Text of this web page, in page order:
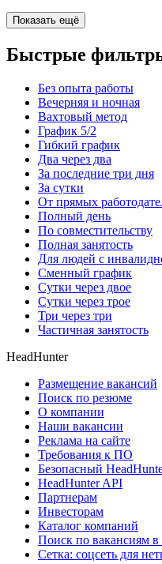
Показать ещё
Быстрые
Без опыта работы
Вечерняя и ночная
Вахтовый метод
График 5/2
Гибкий график
Два через два
За последние три дня
За сутки
От прямых
Полный день
По совместительству
Полная занятость
Для людей с
Сменный график
Сутки через двое
Сутки через трое
Три через три
Частичная занятость
HeadHunter
Размещение вакансий
Поиск по резюме
О компании
Наши вакансии
Реклама на сайте
Требования к ПО
Безопасный
HeadHunter API
Партнерам
Инвесторам
Каталог компаний
Поиск по вакансиям
Сетка: соцсеть для